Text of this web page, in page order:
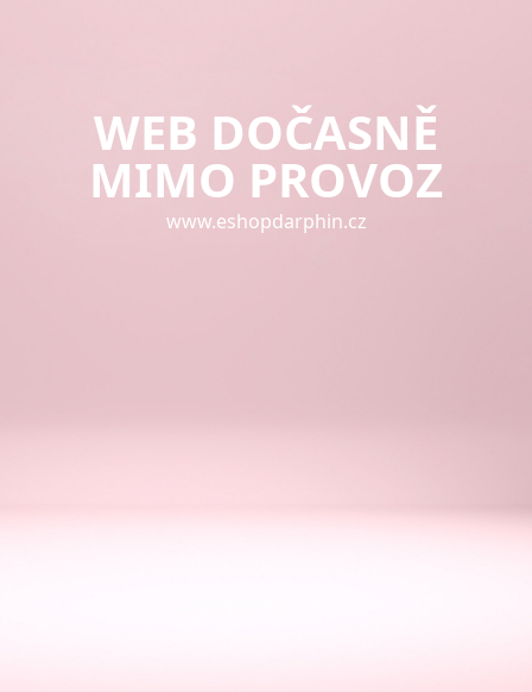
WEB DOČASNĚ
MIMO PROVOZ
www.eshopdarphin.cz